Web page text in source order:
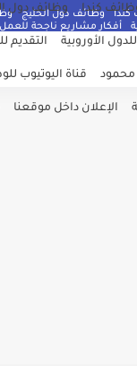
وظائف دول الخليج
أفكار مشاريع ناجحة للعمل
كندا وظائف دول
الأوروبية التقديم
محمود قناة اليوتيوب
الإعلان داخل موقعنا